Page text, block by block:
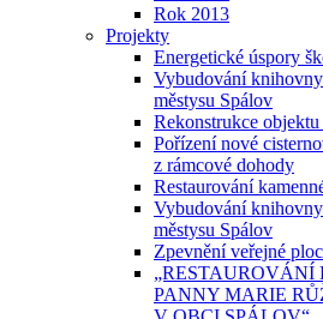
Rok 2013
Projekty
Energetické úspory
Vybudování
městysu Spálov
Rekonstrukce
Pořízení nové
z rámcové dohody
Restaurování
Vybudování
městysu Spálov
Zpevnění veřejné
„RESTAUROVÁNÍ
PANNY MARIE